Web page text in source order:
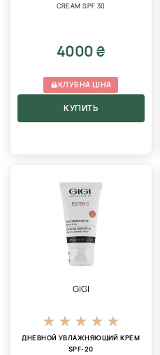
CREAM SPF 30
4000 ₴
КЛУБНА ЦІНА
КУПИТЬ
GIGI
ДНЕВНОЙ УВЛАЖНЯЮЩИЙ КРЕМ
SPF-20